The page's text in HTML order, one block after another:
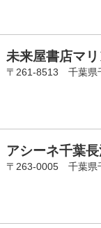
未来屋書店マ
〒261-8513 千葉県
アシーネ千葉
〒263-0005 千葉県